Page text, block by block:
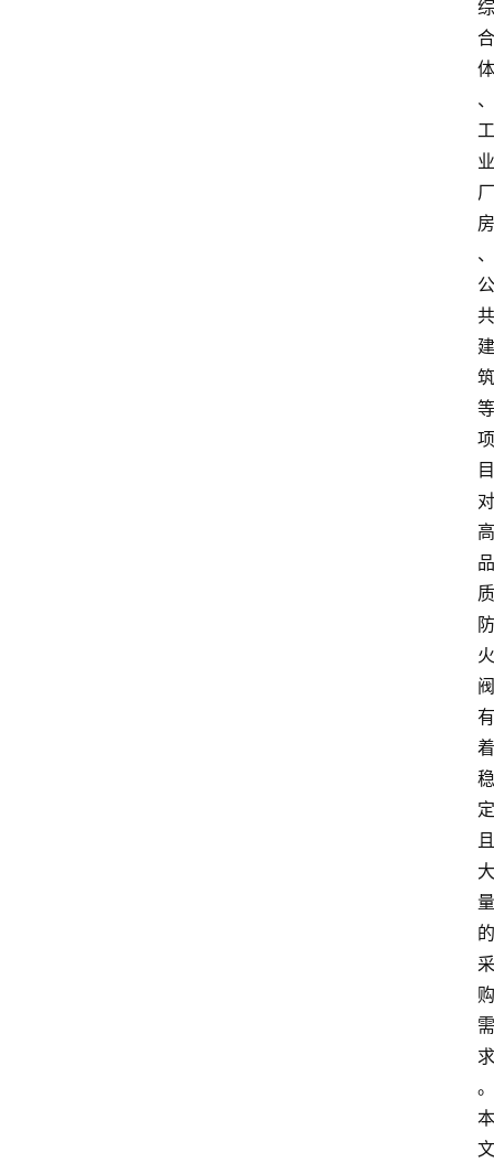
综
合
体
、
工
业
厂
房
、
公
共
建
筑
等
项
目
对
高
品
质
防
火
阀
有
着
稳
定
且
大
量
的
采
购
需
求
。
本
文